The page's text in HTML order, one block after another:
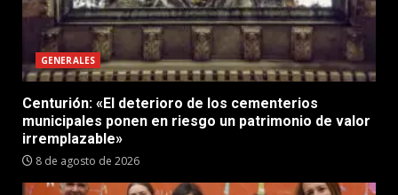
GENERALES
Centurión: «El deterioro de los cementerios
municipales ponen en riesgo un patrimonio de valor
irremplazable»
8 de agosto de 2026